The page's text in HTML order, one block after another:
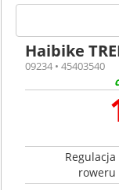
Haibike
09234 • 45403540
Regulacja
roweru